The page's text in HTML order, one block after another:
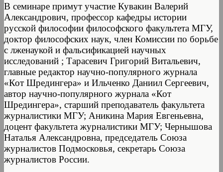
В семинаре примут участие Кувакин Валерий
Александрович, профессор кафедры истории
русской философии философского факультета МГУ,
доктор философских наук, член Комиссии по борьбе
с лженаукой и фальсификацией научных
исследований ; Тарасевич Григорий Витальевич,
главные редактор научно-популярного журнала
«Кот Шредингера» и Ильченко Даниил Сергеевич,
автор научно-популярного журнала «Кот
Шредингера», старший преподаватель факультета
журналистики МГУ; Аникина Мария Евгеньевна,
доцент факультета журналистики МГУ; Чернышова
Наталья Александровна, председатель Союза
журналистов Подмосковья, секретарь Союза
журналистов России.